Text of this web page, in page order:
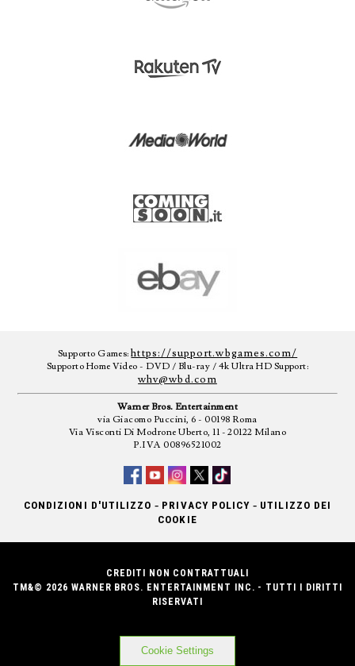
Supporto Games:https://support.wbgames.com/
Supporto Home Video - DVD / Blu-ray / 4k Ultra HD Support:
whv@wbd.com
Warner Bros. Entertainment
via Giacomo Puccini, 6 - 00198 Roma
Via Visconti Di Modrone Uberto, 11 - 20122 Milano
P.IVA 00896521002
CONDIZIONI D'UTILIZZO - PRIVACY POLICY - UTILIZZO DEI
COOKIE
CREDITI NON CONTRATTUALI
TM&© 2026 WARNER BROS. ENTERTAINMENT INC. - TUTTI I DIRITTI
RISERVATI
Cookie Settings